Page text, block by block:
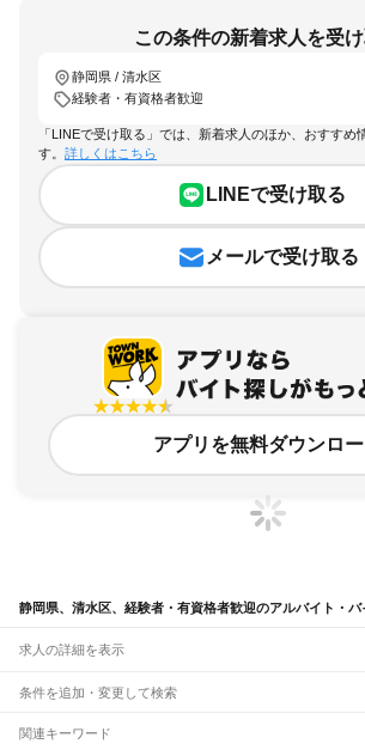
この条件の新着求人を受
静岡県 / 清水区
経験者・有資格者歓迎
「LINEで受け取る」では、新着求人のほか、おすすめ
す。 詳しくはこちら
LINEで受け取る
メールで受け取る
アプリを無料ダウンロ
静岡県、清水区、経験者・有資格者歓迎のアルバイト・バ
求人の詳細を表示
条件を追加・変更して検索
市区町村を追加・変更
関連キーワード